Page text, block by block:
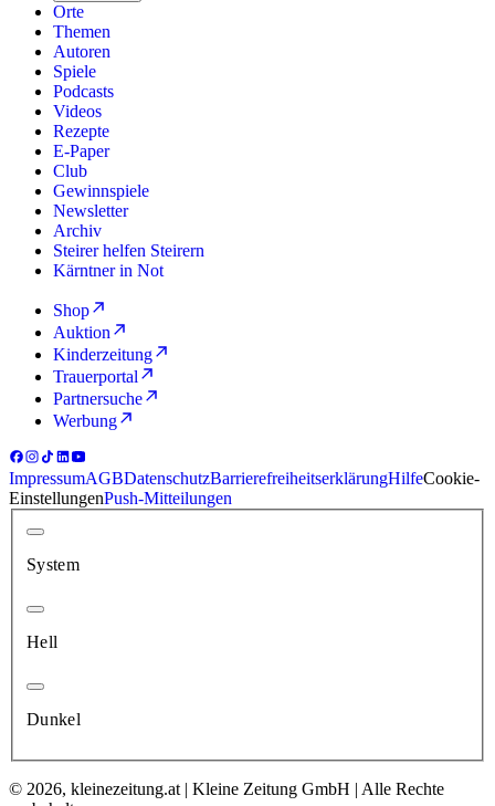
Orte
Themen
Autoren
Spiele
Podcasts
Videos
Rezepte
E-Paper
Club
Gewinnspiele
Newsletter
Archiv
Steirer helfen Steirern
Kärntner in Not
Shop
Auktion
Kinderzeitung
Trauerportal
Partnersuche
Werbung
ImpressumAGBDatenschutzBarrierefreiheitserklärungHilfeCookie-
EinstellungenPush-Mitteilungen
System
Hell
Dunkel
© 2026, kleinezeitung.at | Kleine Zeitung GmbH | Alle Rechte